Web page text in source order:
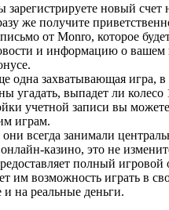
зарегистрируете новый счет
же получите
от Monro, которое
и информацию о вашем
одна захватывающая игра, в
угадать, выпадет ли колесо
учетной записи вы
играм.
всегда занимали
казино, это не
полный игровой
им возможность играть в
и на реальные деньги.